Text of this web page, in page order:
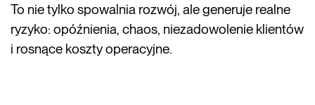
To nie tylko spowalnia rozwój, ale generuje realne
ryzyko: opóźnienia, chaos, niezadowolenie klientów
i rosnące koszty operacyjne.